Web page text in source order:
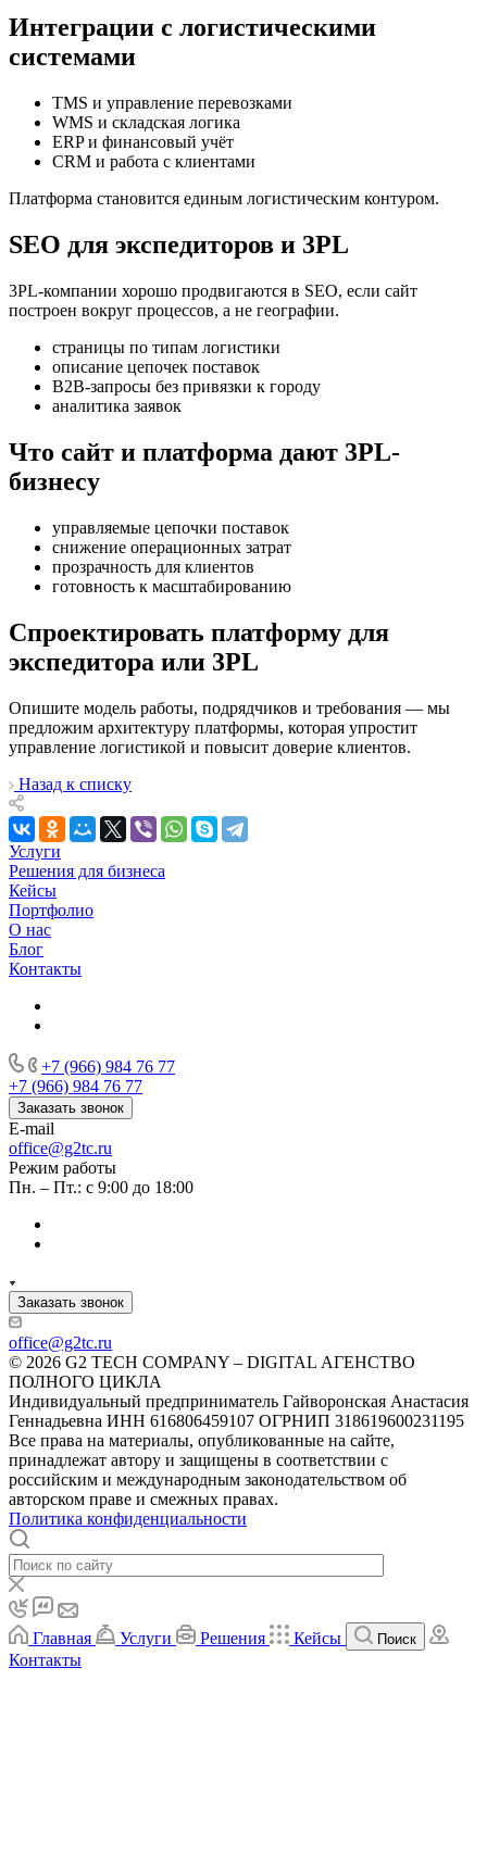
Интеграции с логистическими
системами
TMS и управление перевозками
WMS и складская логика
ERP и финансовый учёт
CRM и работа с клиентами
Платформа становится единым логистическим контуром.
SEO для экспедиторов и 3PL
3PL-компании хорошо продвигаются в SEO, если сайт
построен вокруг процессов, а не географии.
страницы по типам логистики
описание цепочек поставок
B2B-запросы без привязки к городу
аналитика заявок
Что сайт и платформа дают 3PL-
бизнесу
управляемые цепочки поставок
снижение операционных затрат
прозрачность для клиентов
готовность к масштабированию
Спроектировать платформу для
экспедитора или 3PL
Опишите модель работы, подрядчиков и требования — мы
предложим архитектуру платформы, которая упростит
управление логистикой и повысит доверие клиентов.
Назад к списку
Услуги
Решения для бизнеса
Кейсы
Портфолио
О нас
Блог
Контакты
+7 (966) 984 76 77
+7 (966) 984 76 77
Заказать звонок
E-mail
office@g2tc.ru
Режим работы
Пн. – Пт.: с 9:00 до 18:00
Заказать звонок
office@g2tc.ru
© 2026 G2 TECH COMPANY – DIGITAL АГЕНСТВО
ПОЛНОГО ЦИКЛА
Индивидуальный предприниматель Гайворонская Анастасия
Геннадьевна ИНН 616806459107 ОГРНИП 318619600231195
Все права на материалы, опубликованные на сайте,
принадлежат автору и защищены в соответствии с
российским и международным законодательством об
авторском праве и смежных правах.
Политика конфиденциальности
Главная Услуги Решения Кейсы Поиск
Контакты